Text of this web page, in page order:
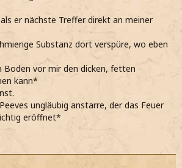
er nächste Treffer direkt an meiner
Substanz dort verspüre, wo eben
Boden vor mir den dicken, fetten
kann*
ungläubig anstarre, der das Feuer
eröffnet*